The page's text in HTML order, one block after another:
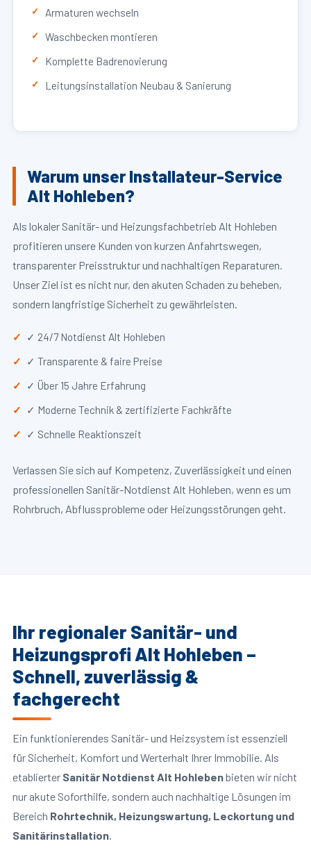
Armaturen wechseln
Waschbecken montieren
Komplette Badrenovierung
Leitungsinstallation Neubau & Sanierung
Warum unser Installateur-Service
Alt Hohleben?
Als lokaler Sanitär- und Heizungsfachbetrieb Alt Hohleben
profitieren unsere Kunden von kurzen Anfahrtswegen,
transparenter Preisstruktur und nachhaltigen Reparaturen.
Unser Ziel ist es nicht nur, den akuten Schaden zu beheben,
sondern langfristige Sicherheit zu gewährleisten.
✓ 24/7 Notdienst Alt Hohleben
✓ Transparente & faire Preise
✓ Über 15 Jahre Erfahrung
✓ Moderne Technik & zertifizierte Fachkräfte
✓ Schnelle Reaktionszeit
Verlassen Sie sich auf Kompetenz, Zuverlässigkeit und einen
professionellen Sanitär-Notdienst Alt Hohleben, wenn es um
Rohrbruch, Abflussprobleme oder Heizungsstörungen geht.
Ihr regionaler Sanitär- und
Heizungsprofi Alt Hohleben –
Schnell, zuverlässig &
fachgerecht
Ein funktionierendes Sanitär- und Heizsystem ist essenziell
für Sicherheit, Komfort und Werterhalt Ihrer Immobilie. Als
etablierter Sanitär Notdienst Alt Hohlebenbieten wir nicht
nur akute Soforthilfe, sondern auch nachhaltige Lösungen im
Bereich Rohrtechnik, Heizungswartung, Leckortung und
Sanitärinstallation.